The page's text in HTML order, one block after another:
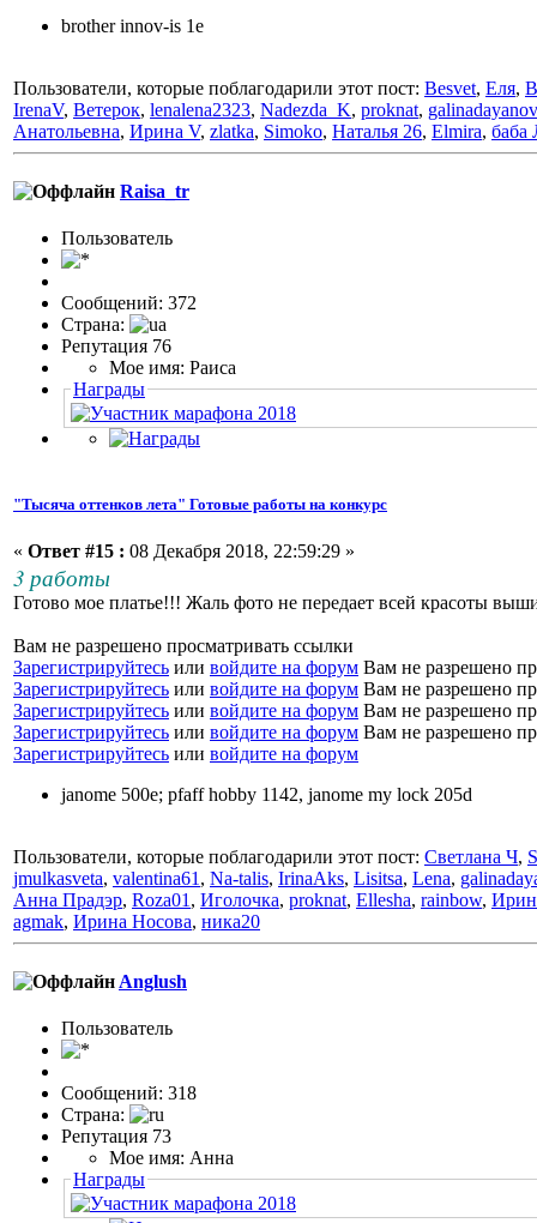
brother innov-is 1e
Пользователи, которые поблагодарили этот пост: Besvet, Еля,
IrenaV, Ветерок, lenalena2323, Nadezda_K, proknat,
Анатольевна, Ирина V, zlatka, Simoko, Наталья 26, Elmira, баба
Raisa_tr
Пользовaтeль
Сообщений: 372
Страна:
Репутация 76
Мое имя: Раиса
Награды
"Тысяча оттенков лета" Готовые работы на конкурс
« Ответ #15 : 08 Декабря 2018, 22:59:29 »
3 работы
Готово мое платье!!! Жаль фото не передает всей красоты
Вам не разрешено просматривать ссылки
Зарегистрируйтесь или войдите на форум Вам не разрешено
Зарегистрируйтесь или войдите на форум Вам не разрешено
Зарегистрируйтесь или войдите на форум Вам не разрешено
Зарегистрируйтесь или войдите на форум Вам не разрешено
Зарегистрируйтесь или войдите на форум
janome 500e; pfaff hobby 1142, janome my lock 205d
Пользователи, которые поблагодарили этот пост: Светлана Ч,
jmulkasveta, valentina61 , Na-talis, IrinaAks, Lisitsa, Lena,
Анна Прадэр, Roza01 , Иголочка, proknat, Ellesha, rainbow,
agmak, Ирина Носова, ника20
Anglush
Пользовaтeль
Сообщений: 318
Страна:
Репутация 73
Мое имя: Анна
Награды